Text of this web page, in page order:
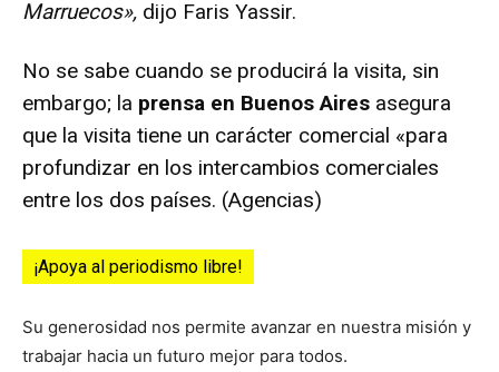
Marruecos», dijo Faris Yassir.
No se sabe cuando se producirá la visita, sin
embargo; la prensa en Buenos Aires asegura
que la visita tiene un carácter comercial «para
profundizar en los intercambios comerciales
entre los dos países. (Agencias)
¡Apoya al periodismo libre!
Su generosidad nos permite avanzar en nuestra misión y
trabajar hacia un futuro mejor para todos.